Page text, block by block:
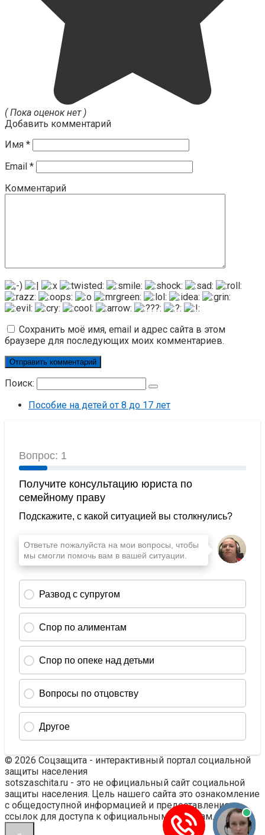
( Пока оценок нет )
Добавить комментарий
Имя *
Email *
Комментарий
Сохранить моё имя, email и адрес сайта в этом
браузере для последующих моих комментариев.
Поиск:
Пособие на детей от 8 до 17 лет
© 2026 Соцзащита - интерактивный портал социальной
защиты населения
sotszaschita.ru - это не официальный сайт социальной
защиты населения. Цель нашего сайта это ознакомление
с общедоступной информацией и предоставление
ссылок для доступа к официальным ресурсам.